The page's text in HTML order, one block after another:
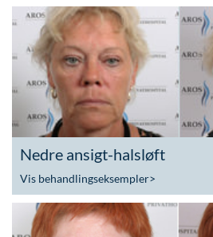
Nedre ansigt-halsløft
Vis behandlingseksempler>